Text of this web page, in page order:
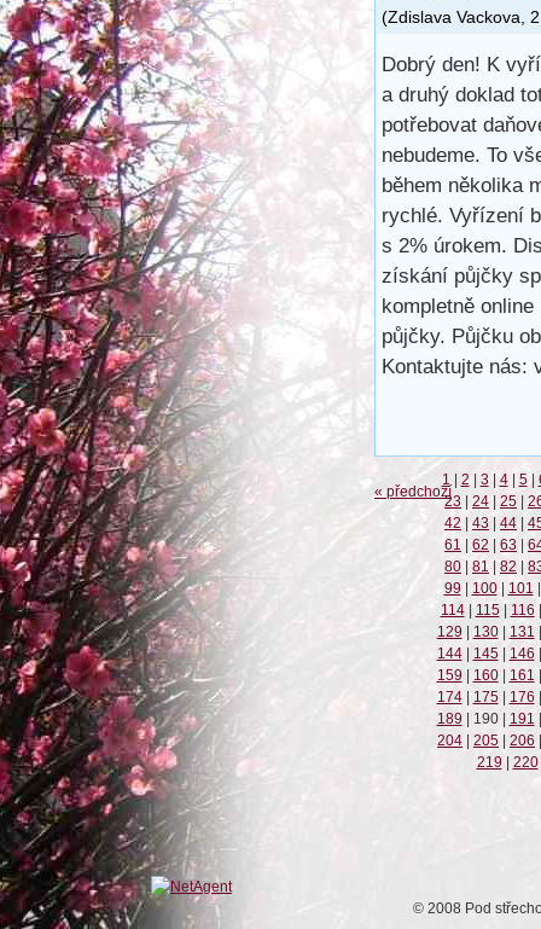
(Zdislava Vackova
Dobrý den! K
a druhý doklad
potřebovat
nebudeme. To
během několika
rychlé. Vyřízení
s 2% úrokem.
získání půjčky
kompletně
půjčky. Půjčku
Kontaktujte nás:
« předchozí
1 | 2 | 3 | 4 | 5 |
23 | 24 | 25 |
42 | 43 | 44 |
61 | 62 | 63 |
80 | 81 | 82 |
99 | 100 | 101 |
114 | 115 | 116 |
129 | 130 | 131 |
144 | 145 | 146 |
159 | 160 | 161 |
174 | 175 | 176 |
189 | 190 | 191 |
204 | 205 | 206 |
219 | 220
© 2008 Pod